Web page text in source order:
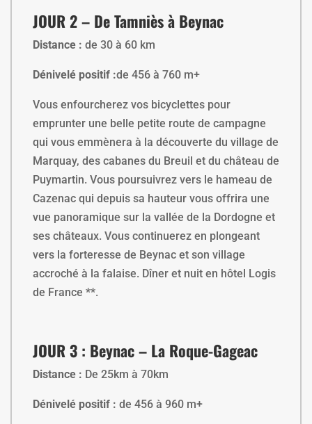
JOUR 2 – De Tamniès à Beynac
Distance : de 30 à 60 km
Dénivelé positif :de 456 à 760 m+
Vous enfourcherez vos bicyclettes pour
emprunter une belle petite route de campagne
qui vous emmènera à la découverte du village de
Marquay, des cabanes du Breuil et du château de
Puymartin. Vous poursuivrez vers le hameau de
Cazenac qui depuis sa hauteur vous offrira une
vue panoramique sur la vallée de la Dordogne et
ses châteaux. Vous continuerez en plongeant
vers la forteresse de Beynac et son village
accroché à la falaise. Dîner et nuit en hôtel Logis
de France **.
JOUR 3 : Beynac – La Roque-Gageac
Distance : De 25km à 70km
Dénivelé positif : de 456 à 960 m+